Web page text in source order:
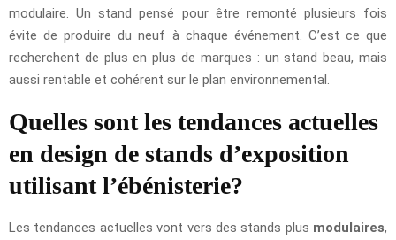
modulaire. Un stand pensé pour être remonté plusieurs fois
évite de produire du neuf à chaque événement. C’est ce que
recherchent de plus en plus de marques : un stand beau, mais
aussi rentable et cohérent sur le plan environnemental.
Quelles sont les tendances actuelles
en design de stands d’exposition
utilisant l’ébénisterie?
Les tendances actuelles vont vers des stands plus modulaires,